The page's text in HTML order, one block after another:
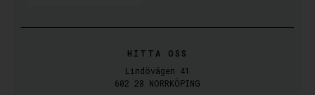
HITTA OSS
Lindövägen 41
602 28 NORRKÖPING